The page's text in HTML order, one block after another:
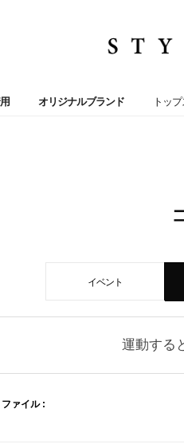
オリジナルブランド トッ
イベント
運動する
ファイル :